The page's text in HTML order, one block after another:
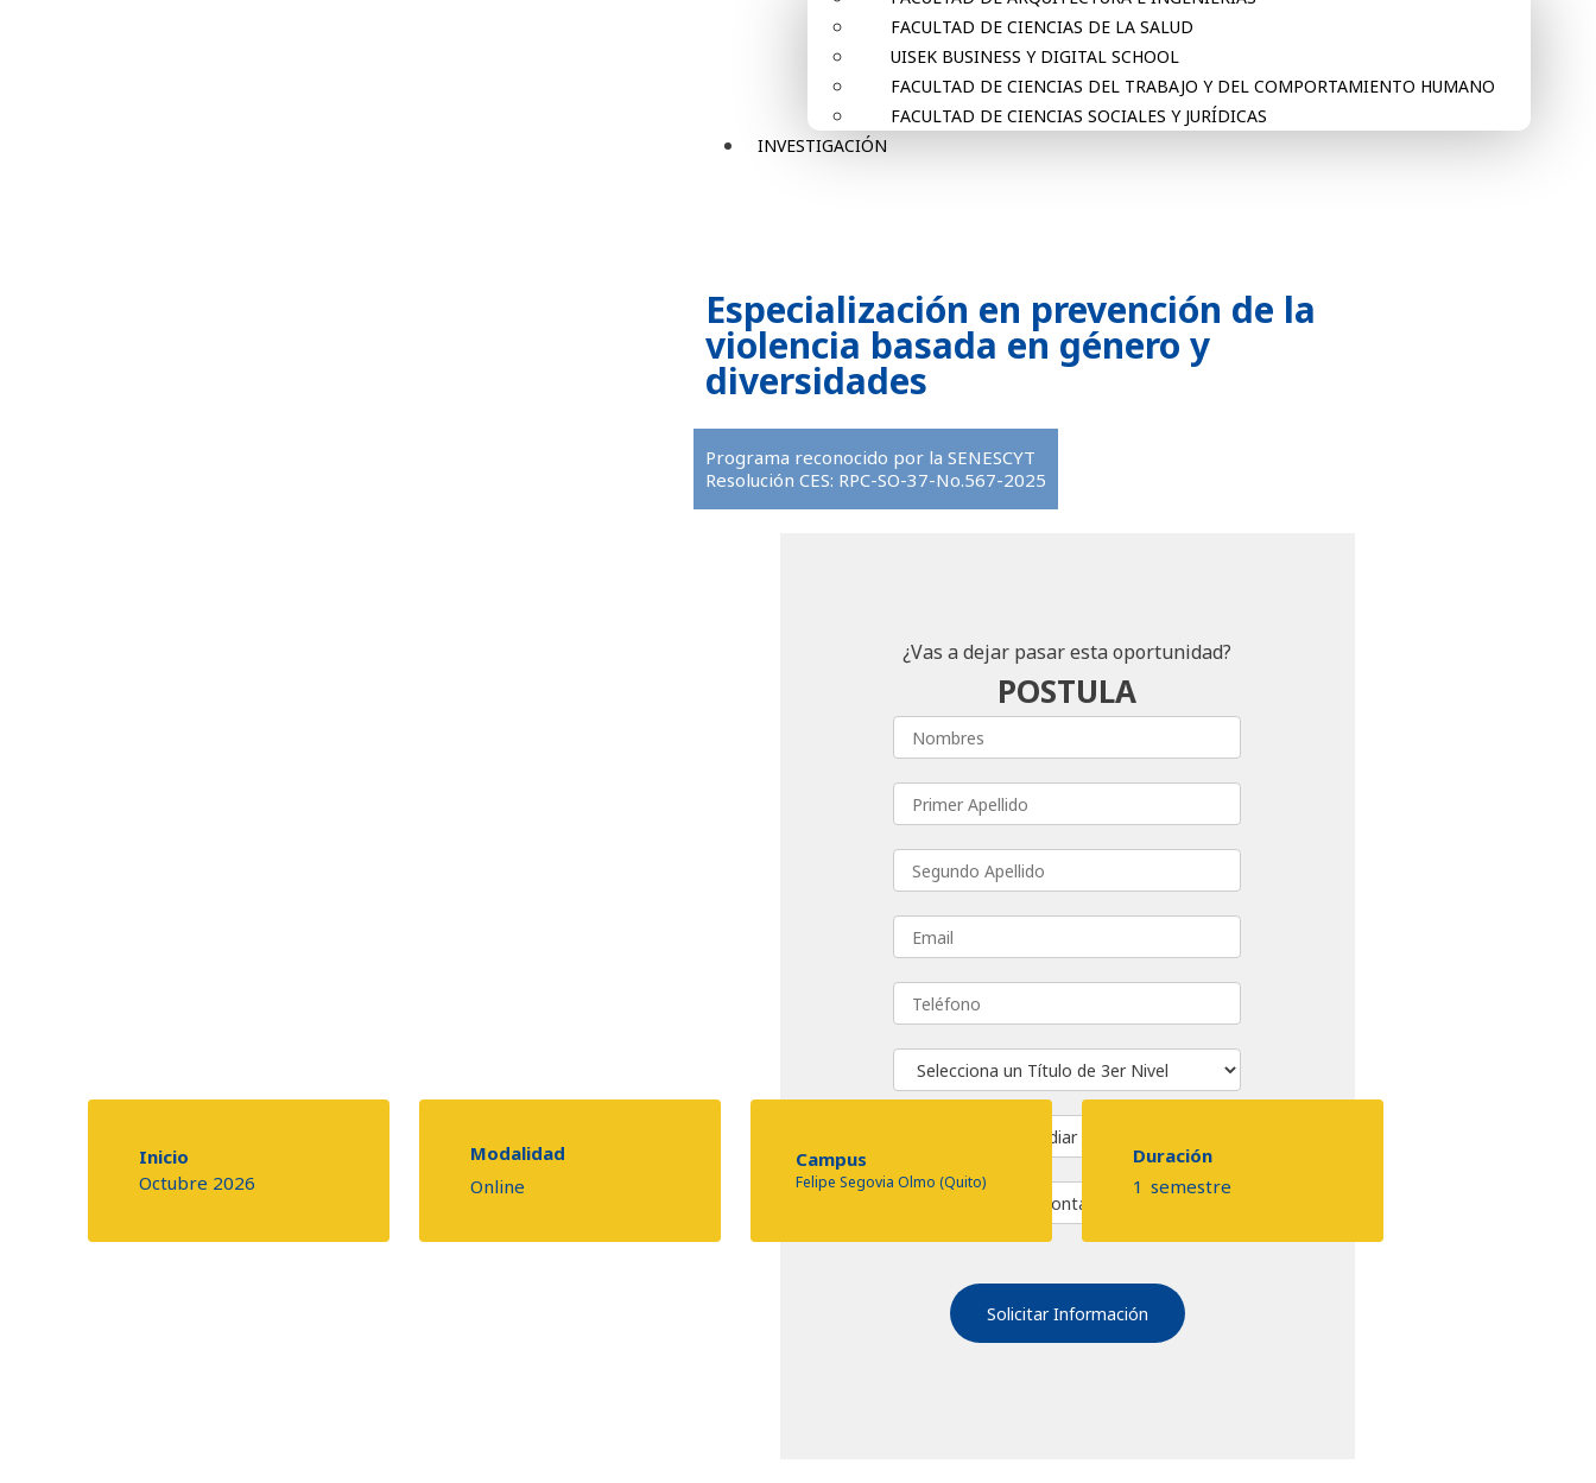
FACULTAD DE CIENCIAS DE LA SALUD
UISEK BUSINESS Y DIGITAL SCHOOL
FACULTAD DE CIENCIAS DEL TRABAJO Y DEL COMPORTAMIENTO HUMANO
FACULTAD DE CIENCIAS SOCIALES Y JURÍDICAS
INVESTIGACIÓN
Especialización en prevención de la
violencia basada en género y
diversidades
Programa reconocido por la SENESCYT
Resolución CES: RPC-SO-37-No.567-2025
¿Vas a dejar pasar esta oportunidad?
POSTULA
Inicio
Octubre 2026
Modalidad
Online
Campus
Felipe Segovia Olmo (Quito)
Duración
1 semestre